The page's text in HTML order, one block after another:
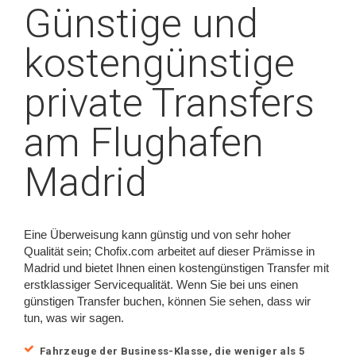
Günstige und
kostengünstige
private Transfers
am Flughafen
Madrid
Eine Überweisung kann günstig und von sehr hoher
Qualität sein; Chofix.com arbeitet auf dieser Prämisse in
Madrid und bietet Ihnen einen kostengünstigen Transfer mit
erstklassiger Servicequalität. Wenn Sie bei uns einen
günstigen Transfer buchen, können Sie sehen, dass wir
tun, was wir sagen.
Fahrzeuge der Business-Klasse, die weniger als 5